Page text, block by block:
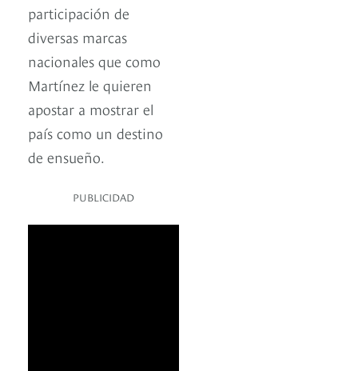
participación de
diversas marcas
nacionales que como
Martínez le quieren
apostar a mostrar el
país como un destino
de ensueño.
PUBLICIDAD